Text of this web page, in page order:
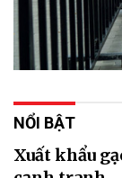
NỔI BẬT
Xuất khẩu